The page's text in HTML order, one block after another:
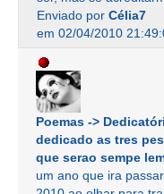
Enviado por Célia7
em 02/04/2010
Poemas ->
dedicado as tres
que serao sempe
um ano que ira